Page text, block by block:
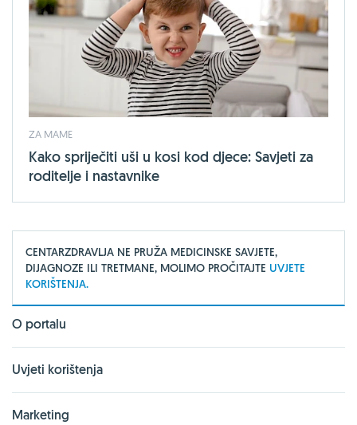
ZA MAME
Kako spriječiti uši u kosi kod djece: Savjeti za
roditelje i nastavnike
CENTARZDRAVLJA NE PRUŽA MEDICINSKE SAVJETE,
DIJAGNOZE ILI TRETMANE, MOLIMO PROČITAJTE UVJETE
KORIŠTENJA.
O portalu
Uvjeti korištenja
Marketing